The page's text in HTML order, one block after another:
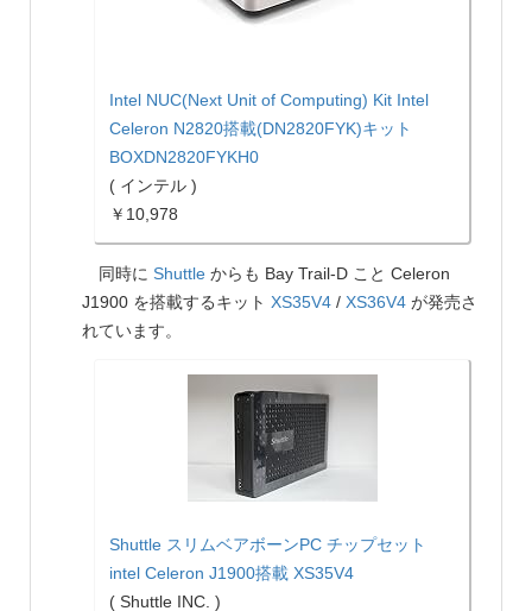
Intel NUC(Next Unit of Computing) Kit Intel
Celeron N2820搭載(DN2820FYK)キット
BOXDN2820FYKH0
( インテル )
￥10,978
同時に Shuttle からも Bay Trail-D こと Celeron
J1900 を搭載するキット XS35V4 / XS36V4 が発売さ
れています。
Shuttle スリムベアボーンPC チップセット
intel Celeron J1900搭載 XS35V4
( Shuttle INC. )